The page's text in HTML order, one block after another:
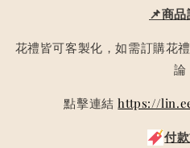
📌商品
花禮皆可客製化，如需訂購花
論
點擊連結https://
付